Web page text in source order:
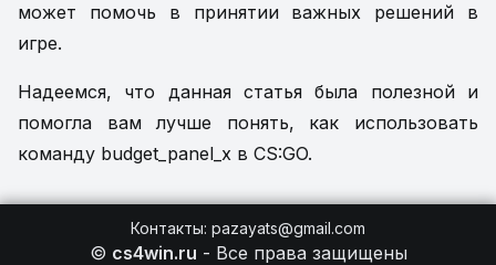
может помочь в принятии важных решений в
игре.
Надеемся, что данная статья была полезной и
помогла вам лучше понять, как использовать
команду budget_panel_x в CS:GO.
Контакты: pazayats@gmail.com
© cs4win.ru - Все права защищены